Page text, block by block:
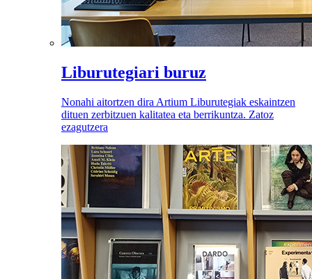
Liburutegiari buruz
Nonahi aitortzen dira Artium Liburutegiak eskaintzen
dituen zerbitzuen kalitatea eta berrikuntza. Zatoz
ezagutzera